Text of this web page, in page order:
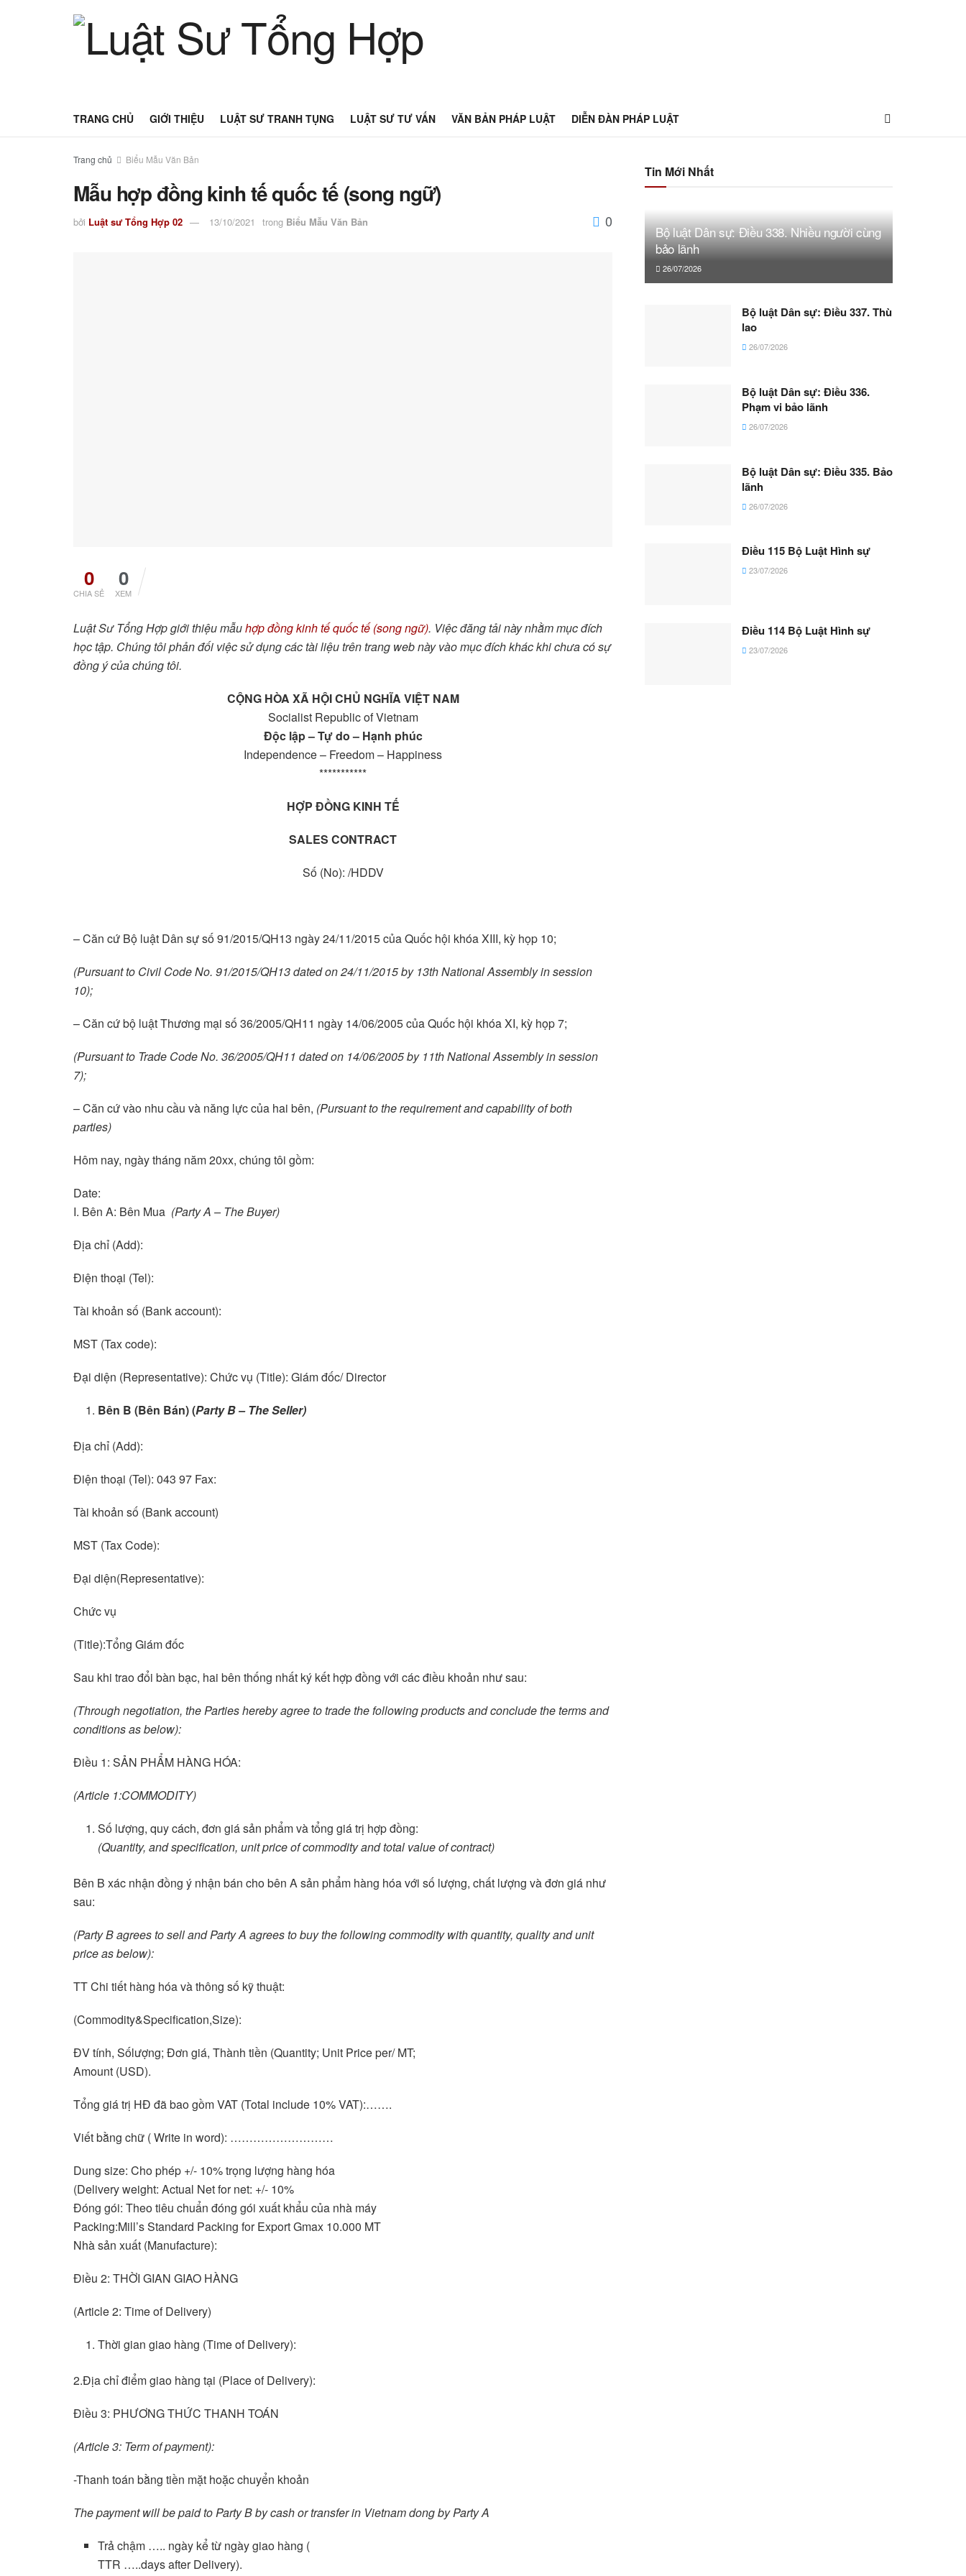
TRANG CHỦ GIỚI THIỆU LUẬT SƯ TRANH TỤNG LUẬT SƯ TƯ VẤN VĂN BẢN PHÁP LUẬT DIỄN ĐÀN PHÁP LUẬT
Trang chủ Biểu Mẫu Văn Bản
Mẫu hợp đồng kinh tế quốc tế (song ngữ)
bởi Luật sư Tổng Hợp 02 13/10/2021 trong Biểu Mẫu Văn Bản 0
0
CHIA SẺ
0
XEM
Luật Sư Tổng Hợp giới thiệu mẫuhợp đồng kinh tế quốc tế (song ngữ). Việc đăng tải này nhằm mục đích
học tập. Chúng tôi phản đối việc sử dụng các tài liệu trên trang web này vào mục đích khác khi chưa có sự
đồng ý của chúng tôi.
CỘNG HÒA XÃ HỘI CHỦ NGHĨA VIỆT NAM
Socialist Republic of Vietnam
Độc lập – Tự do – Hạnh phúc
Independence – Freedom – Happiness
***********
HỢP ĐỒNG KINH TẾ
SALES CONTRACT
Số (No): /HDDV
– Căn cứ Bộ luật Dân sự số 91/2015/QH13 ngày 24/11/2015 của Quốc hội khóa XIII, kỳ họp 10;
(Pursuant to Civil Code No. 91/2015/QH13 dated on 24/11/2015 by 13th National Assembly in session
10);
– Căn cứ bộ luật Thương mại số 36/2005/QH11 ngày 14/06/2005 của Quốc hội khóa XI, kỳ họp 7;
(Pursuant to Trade Code No. 36/2005/QH11 dated on 14/06/2005 by 11th National Assembly in session
7);
– Căn cứ vào nhu cầu và năng lực của hai bên, (Pursuant to the requirement and capability of both
parties)
Hôm nay, ngày tháng năm 20xx, chúng tôi gồm:
Date:
I. Bên A: Bên Mua (Party A – The Buyer)
Địa chỉ (Add):
Điện thoại (Tel):
Tài khoản số (Bank account):
MST (Tax code):
Đại diện (Representative): Chức vụ (Title): Giám đốc/ Director
Bên B (Bên Bán) (Party B – The Seller)
Địa chỉ (Add):
Điện thoại (Tel): 043 97 Fax:
Tài khoản số (Bank account)
MST (Tax Code):
Đại diện(Representative):
Chức vụ
(Title):Tổng Giám đốc
Sau khi trao đổi bàn bạc, hai bên thống nhất ký kết hợp đồng với các điều khoản như sau:
(Through negotiation, the Parties hereby agree to trade the following products and conclude the terms and
conditions as below):
Điều 1: SẢN PHẨM HÀNG HÓA:
(Article 1:COMMODITY)
Số lượng, quy cách, đơn giá sản phẩm và tổng giá trị hợp đồng:
(Quantity, and specification, unit price of commodity and total value of contract)
Bên B xác nhận đồng ý nhận bán cho bên A sản phẩm hàng hóa với số lượng, chất lượng và đơn giá như
sau:
(Party B agrees to sell and Party A agrees to buy the following commodity with quantity, quality and unit
price as below):
TT Chi tiết hàng hóa và thông số kỹ thuật:
(Commodity&Specification,Size):
ĐV tính, Sốlượng; Đơn giá, Thành tiền (Quantity; Unit Price per/ MT;
Amount (USD).
Tổng giá trị HĐ đã bao gồm VAT (Total include 10% VAT):…….
Viết bằng chữ ( Write in word): ………………………
Dung size: Cho phép +/- 10% trọng lượng hàng hóa
(Delivery weight: Actual Net for net: +/- 10%
Đóng gói: Theo tiêu chuẩn đóng gói xuất khẩu của nhà máy
Packing:Mill’s Standard Packing for Export Gmax 10.000 MT
Nhà sản xuất (Manufacture):
Điều 2: THỜI GIAN GIAO HÀNG
(Article 2: Time of Delivery)
Thời gian giao hàng (Time of Delivery):
2.Địa chỉ điểm giao hàng tại (Place of Delivery):
Điều 3: PHƯƠNG THỨC THANH TOÁN
(Article 3: Term of payment):
-Thanh toán bằng tiền mặt hoặc chuyển khoản
The payment will be paid to Party B by cash or transfer in Vietnam dong by Party A
Trả chậm ….. ngày kể từ ngày giao hàng (
TTR …..days after Delivery).
Tin Mới Nhất
Bộ luật Dân sự: Điều 338. Nhiều người cùng
bảo lãnh
26/07/2026
Bộ luật Dân sự: Điều 337. Thù
lao
26/07/2026
Bộ luật Dân sự: Điều 336.
Phạm vi bảo lãnh
26/07/2026
Bộ luật Dân sự: Điều 335. Bảo
lãnh
26/07/2026
Điều 115 Bộ Luật Hình sự
23/07/2026
Điều 114 Bộ Luật Hình sự
23/07/2026